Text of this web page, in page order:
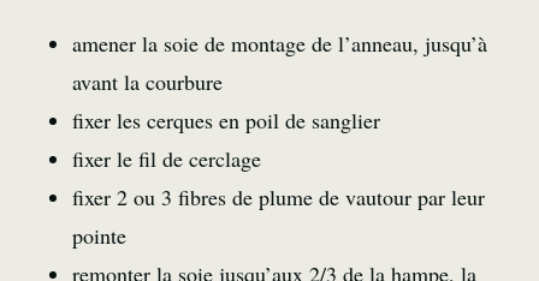
amener la soie de montage de l’anneau, jusqu’à
avant la courbure
fixer les cerques en poil de sanglier
fixer le fil de cerclage
fixer 2 ou 3 fibres de plume de vautour par leur
pointe
remonter la soie jusqu’aux 2/3 de la hampe, la